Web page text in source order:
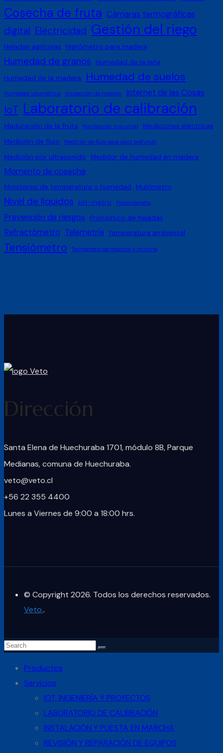
Cosecha de fruta Cámaras termográficas
digital Electricidad Gestión del riego
Heladas agrícolas Higrómetro para madera
Humedad de granos
Humedad de la leña
Humedad de la madera
Humedad de suelos
Humedad volumétrica Inspección de motores Internet de las Cosas
IoT Laboratorio de calibración
Maduración de la fruta Mantención industrial
Mediciones eléctricas
Medición de flujo
Medición de flujo para pozo profundo
Medición por ultrasonido Medidor de humedad en madera
Momento de cosecha
Monitoreo de temperatura y humedad Multímetro
Nivel de líquidos pH-metro Presionómetro
Prevención de riesgos Pronóstico de heladas
Refractómetro Telemetría Temperatura ambiental
Tensiómetro Termómetro de máxima y mínima
Dirección
Santa Elena de Huechuraba 1701, módulo 8B, Parque
Medianas, comuna de Huechuraba.
veto@veto.cl
+56 22 355 4400
Lunes a Viernes de 9:00 a 18:00 hrs.
© Copyright 2026. Todos los derechos reservados.
Veto..
Productos
Servicios
IOT, INGENIERÍA Y PROYECTOS
LABORATORIO DE CALIBRACIÓN
INSTALACIÓN Y PUESTA EN MARCHA
REVISIÓN Y REPARACIÓN DE EQUIPOS